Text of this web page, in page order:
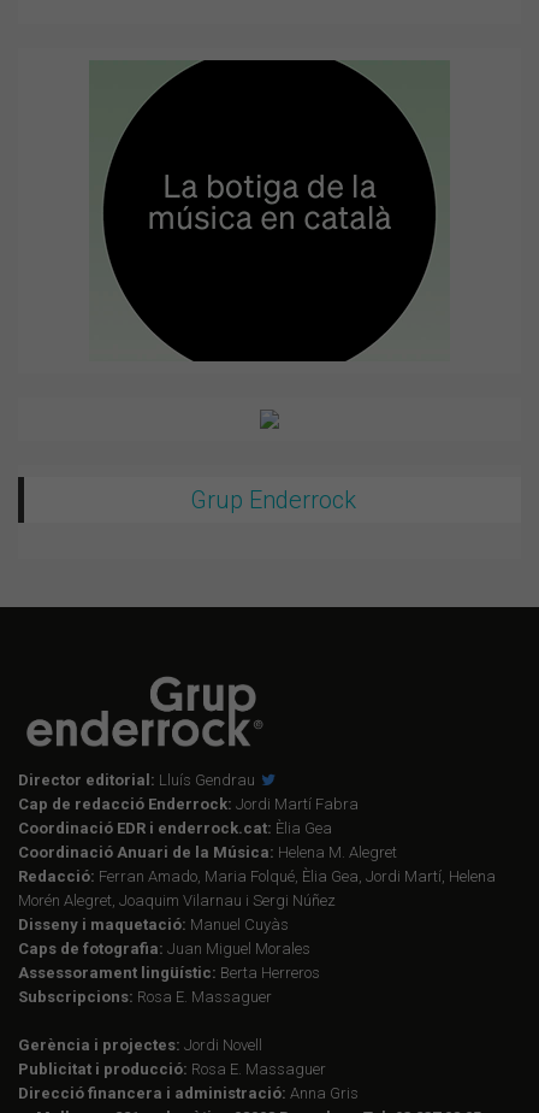
Grup Enderrock
Director editorial: Lluís Gendrau
Cap de redacció Enderrock: Jordi Martí Fabra
Coordinació EDR i enderrock.cat: Èlia Gea
Coordinació Anuari de la Música: Helena M. Alegret
Redacció: Ferran Amado, Maria Folqué, Èlia Gea, Jordi Martí, Helena
Morén Alegret, Joaquim Vilarnau i Sergi Núñez
Disseny i maquetació: Manuel Cuyàs
Caps de fotografia: Juan Miguel Morales
Assessorament lingüístic: Berta Herreros
Subscripcions: Rosa E. Massaguer
Gerència i projectes: Jordi Novell
Publicitat i producció: Rosa E. Massaguer
Direcció financera i administració: Anna Gris